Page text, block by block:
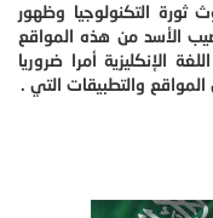
التكنولوجيا وظهور
الأسد من هذه المواقع
الإنكليزية أمرا ضروريا
والتطبيقات التي .